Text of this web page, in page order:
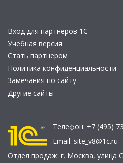
Вход для партнеров 1С
Учебная версия
Стать партнером
Политика конфиденциальности
Замечания по сайту
Другие сайты
Телефон: +7 (495)
Email: site_v8@1c.ru
Отдел продаж: г. Москва, улица